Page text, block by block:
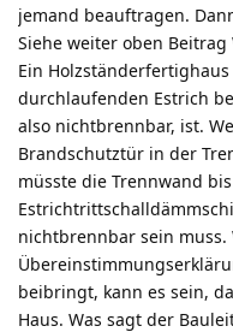
jemand beauftragen.
Siehe weiter oben Beitrag
Ein
durchlaufenden Estrich
also nichtbrennbar, ist.
Brandschutztür in der
müsste die Trennwand
nichtbrennbar sein
beibringt, kann es sein,
Haus. Was sagt der